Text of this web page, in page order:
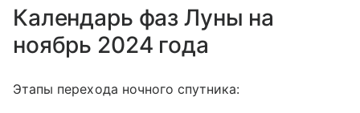
Календарь фаз Луны на
ноябрь 2024 года
Этапы перехода ночного спутника: